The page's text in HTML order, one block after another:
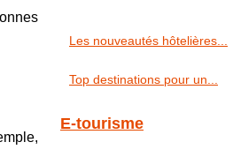
Les nouveautés hôtelières...
Top destinations pour un...
E-tourisme